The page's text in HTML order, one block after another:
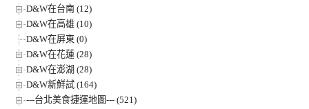
D&W在台南 (12)
D&W在高雄 (10)
D&W在屏東 (0)
D&W在花蓮 (28)
D&W在澎湖 (28)
D&W新鮮試 (164)
---台北美食捷運地圖--- (521)